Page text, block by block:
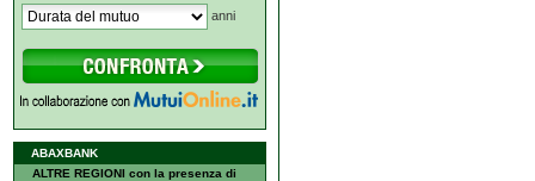
anni
ABAXBANK
ALTRE REGIONI con la presenza di